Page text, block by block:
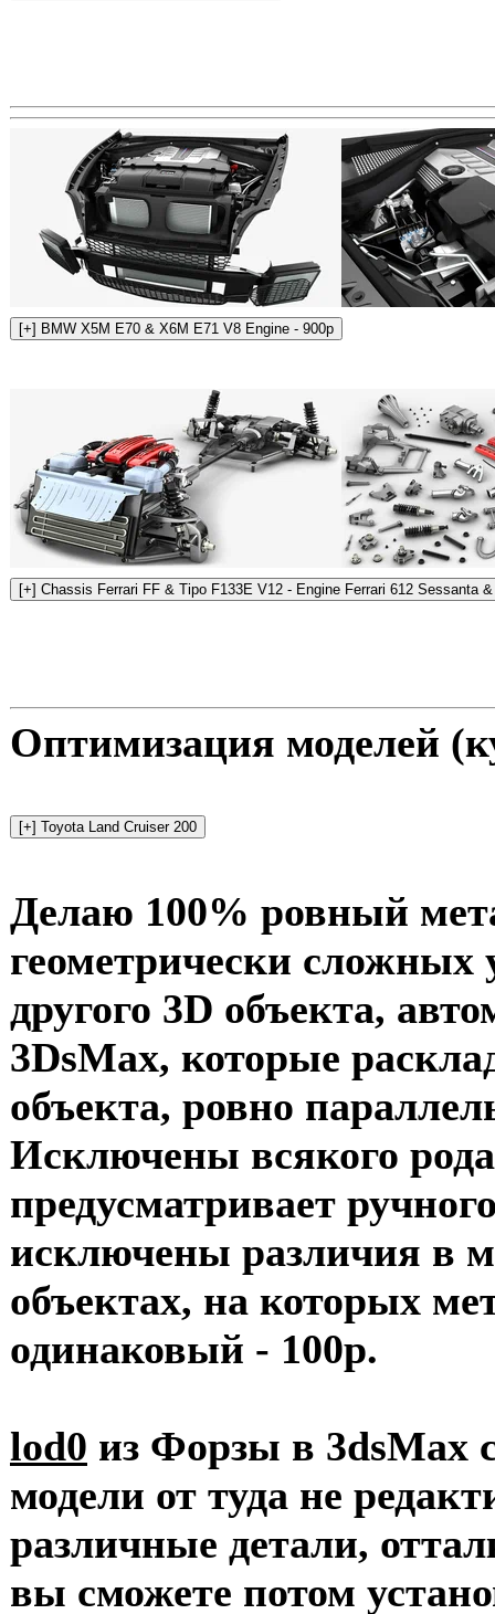
Оптимизация моделей
Делаю 100% ровный
геометрически сложных
другого 3D объекта,
3DsMax, которые
объекта, ровно
Исключены всякого
предусматривает
исключены различия в
объектах, на которых
одинаковый - 100р.
lod0 из Форзы в 3dsMax
модели от туда не
различные детали,
вы сможете потом